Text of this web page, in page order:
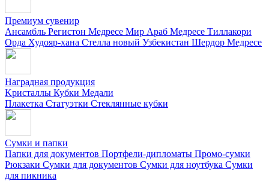
Премиум сувенир
Ансамбль Регистон Медресе Мир Араб Медресе Тиллакори
Орда Худояр-хана Стелла новый Узбекистан Шердор Медресе
Наградная продукция
Kристаллы Кубки Медали
Плакетка Статуэтки Стеклянные кубки
Сумки и папки
Папки для документов Портфели-дипломаты Промо-сумки
Рюкзаки Сумки для документов Сумки для ноутбука Сумки
для пикника